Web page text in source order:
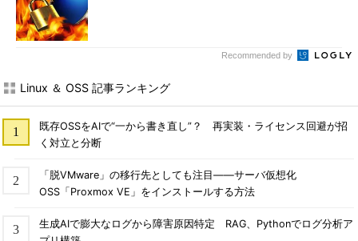
Recommended by
Linux ＆ OSS 記事ランキング
既存OSSをAIで“一から書き直し”？ 再実装・ライセンス回避が招
く対立と分断
「脱VMware」の移行先としても注目――サーバ仮想化
OSS「Proxmox VE」をインストールする方法
生成AIで膨大なログから障害原因特定 RAG、Pythonでログ分析ア